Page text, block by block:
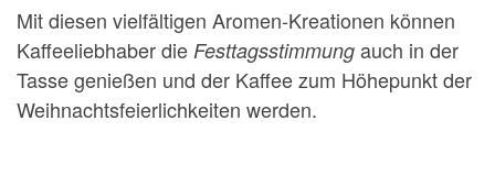
Mit diesen vielfältigen Aromen-Kreationen können
Kaffeeliebhaber die Festtagsstimmung auch in der
Tasse genießen und der Kaffee zum Höhepunkt der
Weihnachtsfeierlichkeiten werden.